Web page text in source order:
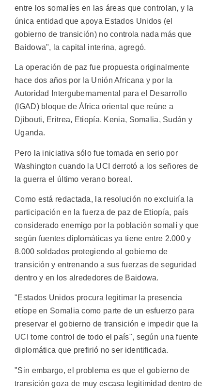
entre los somalíes en las áreas que controlan, y la
única entidad que apoya Estados Unidos (el
gobierno de transición) no controla nada más que
Baidowa", la capital interina, agregó.
La operación de paz fue propuesta originalmente
hace dos años por la Unión Africana y por la
Autoridad Intergubernamental para el Desarrollo
(IGAD) bloque de África oriental que reúne a
Djibouti, Eritrea, Etiopía, Kenia, Somalia, Sudán y
Uganda.
Pero la iniciativa sólo fue tomada en serio por
Washington cuando la UCI derrotó a los señores de
la guerra el último verano boreal.
Como está redactada, la resolución no excluiría la
participación en la fuerza de paz de Etiopía, país
considerado enemigo por la población somalí y que
según fuentes diplomáticas ya tiene entre 2.000 y
8.000 soldados protegiendo al gobierno de
transición y entrenando a sus fuerzas de seguridad
dentro y en los alrededores de Baidowa.
"Estados Unidos procura legitimar la presencia
etíope en Somalia como parte de un esfuerzo para
preservar el gobierno de transición e impedir que la
UCI tome control de todo el país", según una fuente
diplomática que prefirió no ser identificada.
"Sin embargo, el problema es que el gobierno de
transición goza de muy escasa legitimidad dentro de